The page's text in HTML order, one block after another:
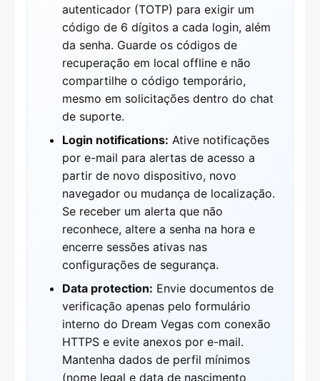
autenticador (TOTP) para exigir um
código de 6 dígitos a cada login, além
da senha. Guarde os códigos de
recuperação em local offline e não
compartilhe o código temporário,
mesmo em solicitações dentro do chat
de suporte.
Login notifications: Ative notificações
por e-mail para alertas de acesso a
partir de novo dispositivo, novo
navegador ou mudança de localização.
Se receber um alerta que não
reconhece, altere a senha na hora e
encerre sessões ativas nas
configurações de segurança.
Data protection: Envie documentos de
verificação apenas pelo formulário
interno do Dream Vegas com conexão
HTTPS e evite anexos por e-mail.
Mantenha dados de perfil mínimos
(nome legal e data de nascimento